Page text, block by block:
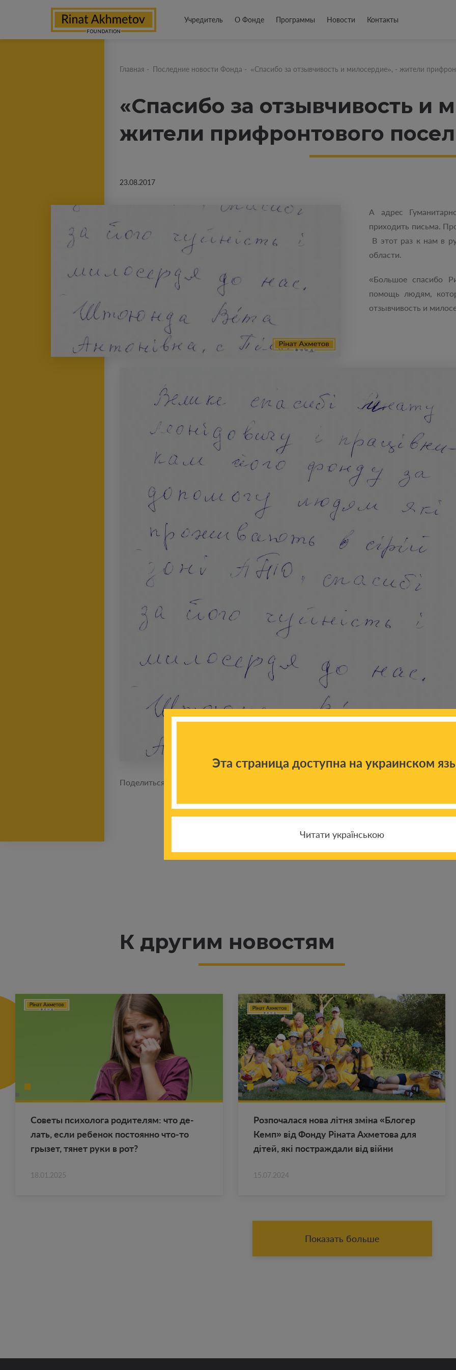
Учредитель О Фонде Программы Новости Контакты
Главная - Последние новости Фонда - «Спасибо за отзывчивость и милосердие», - жители
«Спасибо за отзывчивость и
жители прифронтового
23.08.2017
А адрес
приходить письма.
В этот раз к нам в
области.
«Большое спасибо
помощь людям,
отзывчивость и
Поделиться новостью:
К другим новостям
Со­ве­ты пси­хо­ло­га ро­ди­те­лям: что де­
лать, если ре­бе­нок по­сто­ян­но что-то
гры­зет, тянет руки в рот?
18.01.2025
Роз­по­ча­ла­ся нова літня зміна «Бло­гер
Кемп» від Фонду Ріната Ах­ме­то­ва для
дітей, які по­ст­раж­да­ли від війни
15.07.2024
Показать больше
Эта страница доступна на украинском
Читати українською